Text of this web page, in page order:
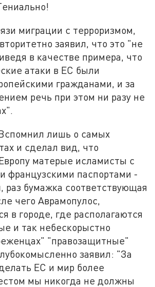
миграции с терроризмом,
заявил, что это "не
в качестве примера, что
атаки в ЕС были
гражданами, и за
речь при этом ни разу не
лишь о самых
и сделал вид, что
матерые исламисты с
французскими паспортами -
раз бумажка соответствующая
чего Аврамопулос,
в городе, где располагаются
и так небескорыстно
"правозащитные"
заявил: "За
ЕС и мир более
мы никогда не должны